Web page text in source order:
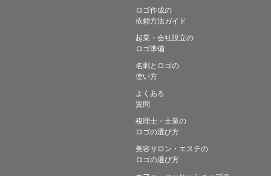
ロゴ作成の
依頼方法ガイド
起業・会社設立の
ロゴ準備
名刺とロゴの
使い方
よくある
質問
税理士・士業の
ロゴの選び方
美容サロン・エステの
ロゴの選び方